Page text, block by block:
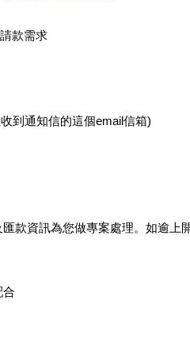
款需求
到通知信的這個email信箱)
款資訊為您做專案處理。如逾
合